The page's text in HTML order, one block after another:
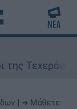
Τεχεράνης
➔ Μάθετε